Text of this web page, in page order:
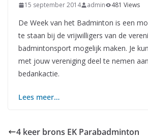
15 september 2014 admin 481 Views
De Week van het Badminton is een
te staan bij de vrijwilligers van de
badmintonsport mogelijk maken. Je
met jouw vereniging deel te nemen
bedankactie.
Lees meer…
4 keer brons EK Parabadminton